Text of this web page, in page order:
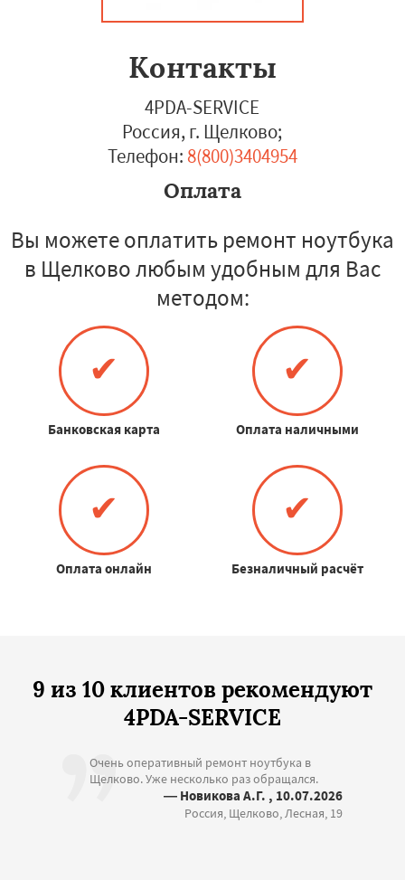
Контакты
4PDA-SERVICE
Россия, г. Щелково;
Телефон: 8(800)3404954
Оплата
Вы можете оплатить ремонт ноутбука
в Щелково любым удобным для Вас
методом:
✔
Банковская карта
✔
Оплата наличными
✔
Оплата онлайн
✔
Безналичный расчёт
9 из 10 клиентов рекомендуют
4PDA-SERVICE
Очень оперативный ремонт ноутбука в
Щелково. Уже несколько раз обращался.
— Новикова А.Г. , 10.07.2026
Россия, Щелково, Лесная, 19